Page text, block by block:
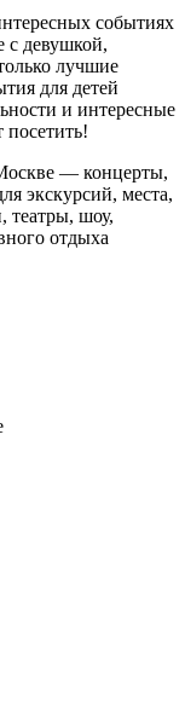
событиях
с девушкой,
лучшие
для детей
и интересные
посетить!
— концерты,
экскурсий, места,
театры, шоу,
отдыха